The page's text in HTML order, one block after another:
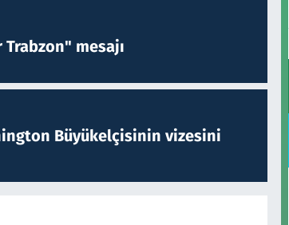
mesajı
Büyükelçisinin vizesini